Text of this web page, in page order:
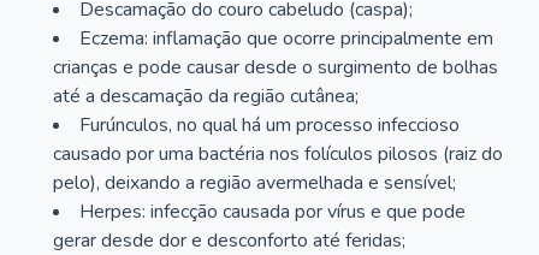
Descamação do couro cabeludo (caspa);
Eczema: inflamação que ocorre principalmente em
crianças e pode causar desde o surgimento de bolhas
até a descamação da região cutânea;
Furúnculos, no qual há um processo infeccioso
causado por uma bactéria nos folículos pilosos (raiz do
pelo), deixando a região avermelhada e sensível;
Herpes: infecção causada por vírus e que pode
gerar desde dor e desconforto até feridas;